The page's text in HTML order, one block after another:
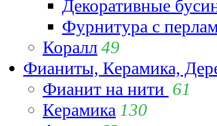
Декоративные
Фурнитура с
Коралл49
Фианиты, Керамика,
Фианит на нити 61
Керамика 130